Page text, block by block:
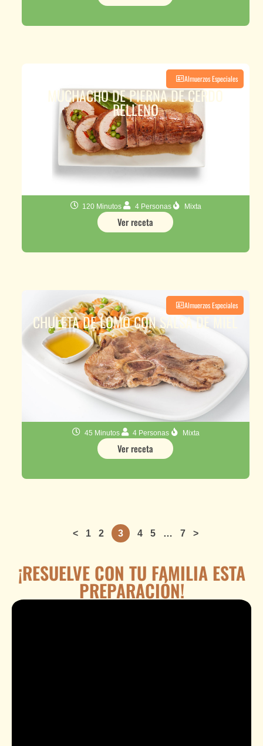
Almuerzos Especiales
MUCHACHO DE PIERNA DE CERDO
RELLENO
120 Minutos 4 Personas Mixta
Ver receta
Almuerzos Especiales
CHULETA DE LOMO CON SALSA DE MIEL
45 Minutos 4 Personas Mixta
Ver receta
< 1 2 3 4 5 … 7 >
¡RESUELVE CON TU FAMILIA ESTA
PREPARACIÓN!